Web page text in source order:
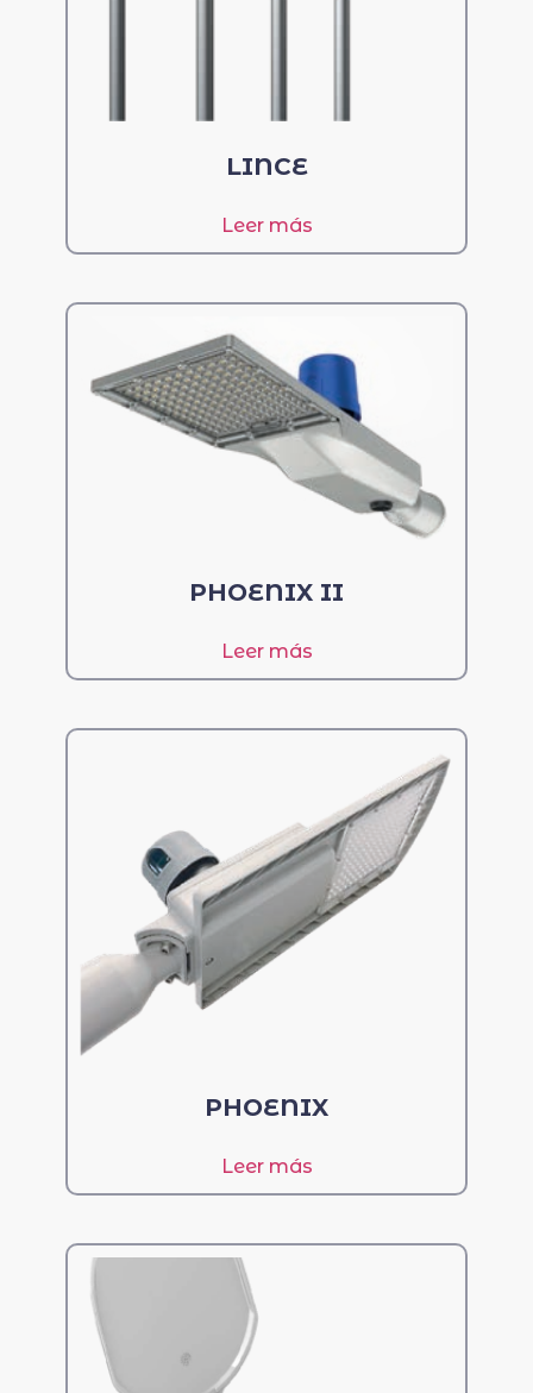
LINCE
Leer más
PHOENIX II
Leer más
PHOENIX
Leer más